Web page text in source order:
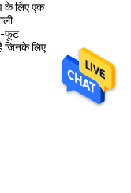
के लिए एक
फूट
जिनके लिए